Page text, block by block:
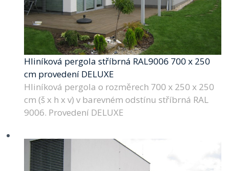
Hliníková pergola stříbrná RAL9006 700 x 250
cm provedení DELUXE
Hliníková pergola o rozměrech 700 x 250 x 250
cm (š x h x v) v barevném odstínu stříbrná RAL
9006. Provedení DELUXE